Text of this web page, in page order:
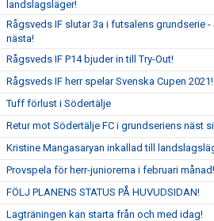
landslagsläger!
Rågsveds IF slutar 3a i futsalens grundserie -
nästa!
Rågsveds IF P14 bjuder in till Try-Out!
Rågsveds IF herr spelar Svenska Cupen 2021!
Tuff förlust i Södertälje
Retur mot Södertälje FC i grundseriens näst
Kristine Mangasaryan inkallad till
Provspela för herr-juniorerna i februari månad!
FÖLJ PLANENS STATUS PÅ HUVUDSIDAN!
Lagträningen kan starta från och med idag!